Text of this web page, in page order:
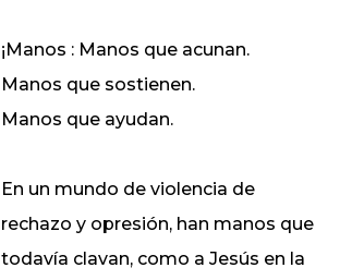
¡Manos : Manos que acunan.
Manos que sostienen.
Manos que ayudan.
En un mundo de violencia de
rechazo y opresión, han manos que
todavía clavan, como a Jesús en la